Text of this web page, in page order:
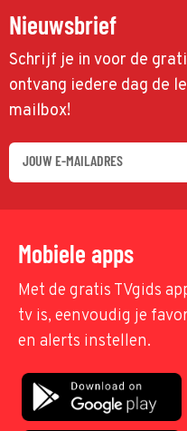
Nieuwsbrief
Schrijf je in voor de
ontvang iedere dag de
mailbox!
Mobiele apps
Met de gratis TVgids
tv is, eenvoudig je
en alerts instellen.